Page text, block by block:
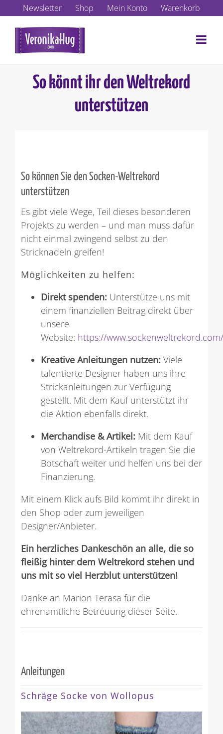
Inhalt
springen
Newsletter Shop Mein Konto Warenkorb
So könnt ihr den Weltrekord
unterstützen
So können Sie den Socken-Weltrekord
unterstützen
Es gibt viele Wege, Teil dieses besonderen
Projekts zu werden – und man muss dafür
nicht einmal zwingend selbst zu den
Stricknadeln greifen!
Möglichkeiten zu helfen:
Direkt spenden: Unterstütze uns mit
einem finanziellen Beitrag direkt über
unsere
Website: https://
Kreative Anleitungen nutzen: Viele
talentierte Designer haben uns ihre
Strickanleitungen zur Verfügung
gestellt. Mit dem Kauf unterstützt ihr
die Aktion ebenfalls direkt.
Merchandise & Artikel: Mit dem Kauf
von Weltrekord-Artikeln tragen Sie die
Botschaft weiter und helfen uns bei der
Finanzierung.
Mit einem Klick aufs Bild kommt ihr direkt in
den Shop oder zum jeweiligen
Designer/Anbieter.
Ein herzliches Dankeschön an alle, die so
fleißig hinter dem Weltrekord stehen und
uns mit so viel Herzblut unterstützen!
Danke an Marion Terasa für die
ehrenamtliche Betreuung dieser Seite.
Anleitungen
Schräge Socke von Wollopus